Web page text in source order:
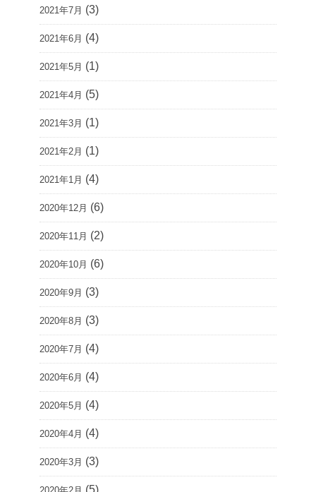
2021年7月 (3)
2021年6月 (4)
2021年5月 (1)
2021年4月 (5)
2021年3月 (1)
2021年2月 (1)
2021年1月 (4)
2020年12月 (6)
2020年11月 (2)
2020年10月 (6)
2020年9月 (3)
2020年8月 (3)
2020年7月 (4)
2020年6月 (4)
2020年5月 (4)
2020年4月 (4)
2020年3月 (3)
(5)